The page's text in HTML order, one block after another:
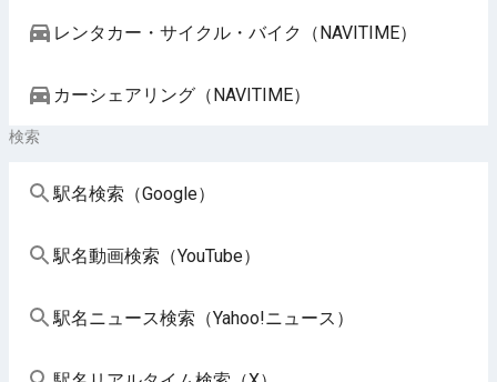
レンタカー・サイクル・バイク（NAVITIME）
カーシェアリング（NAVITIME）
検索
駅名検索（Google）
駅名動画検索（YouTube）
駅名ニュース検索（Yahoo!ニュース）